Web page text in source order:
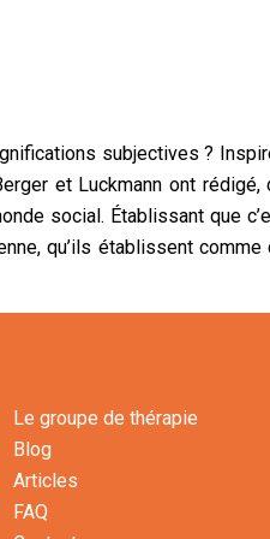
subjectives ?
et Luckmann ont rédigé,
social. Établissant que
qu’ils établissent comme
Le groupe de thérapie
Blog
Articles
FAQ